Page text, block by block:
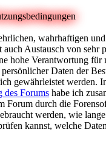
wahrhaftigen
auch Austausch von sehr
hohe Verantwortung für
Daten der
gewährleistet werden.
des Forums habe ich
Forum durch die
werden, wie
kannst, welche